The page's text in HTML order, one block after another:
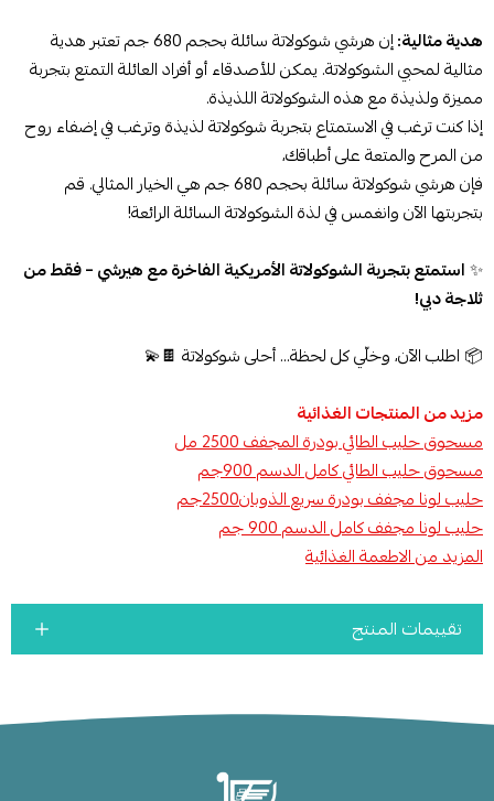
هدية مثالية:
إن هرشي شوكولاتة سائلة بحجم 680 جم تعتبر هدية
مثالية لمحبي الشوكولاتة. يمكن للأصدقاء أو أفراد العائلة التمتع بتجربة
مميزة ولذيذة مع هذه الشوكولاتة اللذيذة.
إذا كنت ترغب في الاستمتاع بتجربة شوكولاتة لذيذة وترغب في إضفاء روح
من المرح والمتعة على أطباقك،
فإن هرشي شوكولاتة سائلة بحجم 680 جم هي الخيار المثالي. قم
بتجربتها الآن وانغمس في لذة الشوكولاتة السائلة الرائعة!
✨استمتع بتجربة الشوكولاتة الأمريكية الفاخرة مع هيرشي – فقط من
ثلاجة دبي!
📦 اطلب الآن، وخلّي كل لحظة... أحلى شوكولاتة 🍫💫
مزيد من المنتجات الغذائية
مسحوق حليب الطائي بودرة المجفف 2500 مل
مسحوق حليب الطائي كامل الدسم 900جم
حليب لونا مجفف بودرة سريع الذوبان2500جم
حليب لونا مجفف كامل الدسم 900 جم
المزيد من الاطعمة الغذائية
تقييمات المنتج